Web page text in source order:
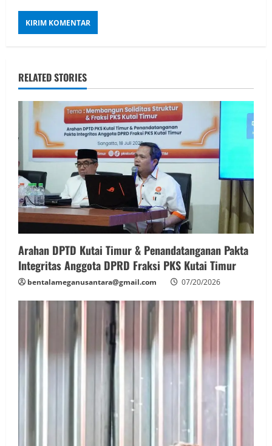
RELATED STORIES
Arahan DPTD Kutai Timur & Penandatanganan Pakta
Integritas Anggota DPRD Fraksi PKS Kutai Timur
bentalameganusantara@gmail.com 07/20/2026